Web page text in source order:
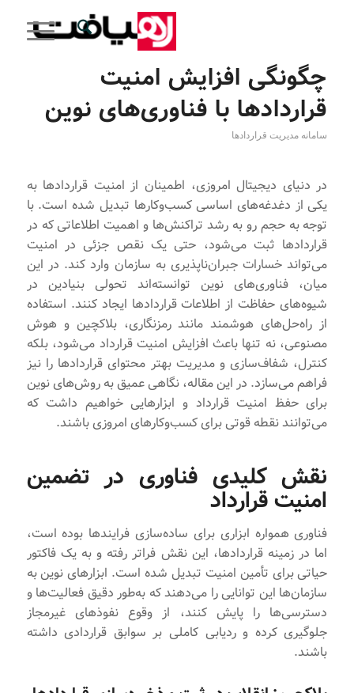
چگونگی افزایش امنیت
قراردادها با فناوری‌های نوین
سامانه مدیریت قراردادها
در دنیای دیجیتال امروزی، اطمینان از امنیت قراردادها به
یکی از دغدغه‌های اساسی کسب‌وکارها تبدیل شده است. با
توجه به حجم رو به رشد تراکنش‌ها و اهمیت اطلاعاتی که در
قراردادها ثبت می‌شود، حتی یک نقص جزئی در امنیت
می‌تواند خسارات جبران‌ناپذیری به سازمان وارد کند. در این
میان، فناوری‌های نوین توانسته‌اند تحولی بنیادین در
شیوه‌های حفاظت از اطلاعات قراردادها ایجاد کنند. استفاده
از راه‌حل‌های هوشمند مانند رمزنگاری، بلاکچین و هوش
مصنوعی، نه تنها باعث افزایش امنیت قرارداد می‌شود، بلکه
کنترل، شفاف‌سازی و مدیریت بهتر محتوای قراردادها را نیز
فراهم می‌سازد. در این مقاله، نگاهی عمیق به روش‌های نوین
برای حفظ امنیت قرارداد و ابزارهایی خواهیم داشت که
می‌توانند نقطه قوتی برای کسب‌وکارهای امروزی باشند.
نقش کلیدی فناوری در تضمین
امنیت قرارداد
فناوری همواره ابزاری برای ساده‌سازی فرایندها بوده است،
اما در زمینه قراردادها، این نقش فراتر رفته و به یک فاکتور
حیاتی برای تأمین امنیت تبدیل شده است. ابزارهای نوین به
سازمان‌ها این توانایی را می‌دهند که به‌طور دقیق فعالیت‌ها و
دسترسی‌ها را پایش کنند، از وقوع نفوذهای غیرمجاز
جلوگیری کرده و ردیابی کاملی بر سوابق قراردادی داشته
باشند.